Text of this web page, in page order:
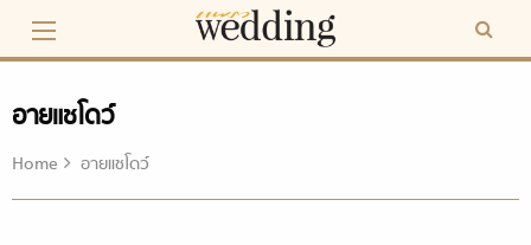
content
อายแชโดว์
Home อายแชโดว์